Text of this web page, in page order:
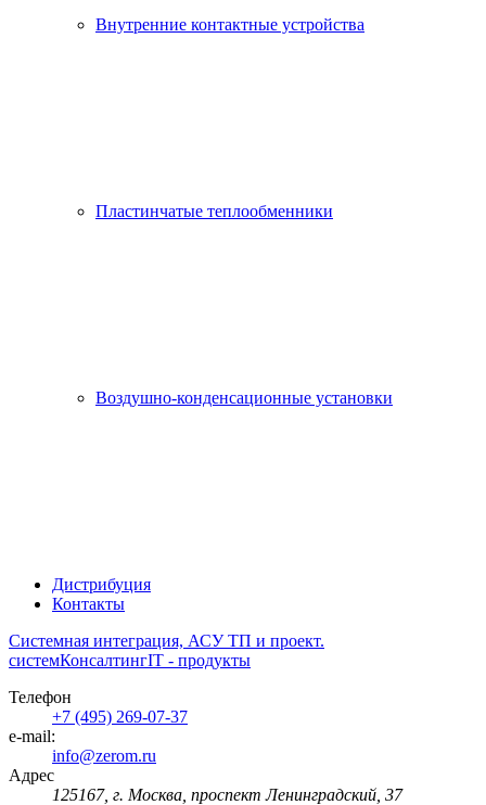
Внутренние контактные устройства
Пластинчатые теплообменники
Воздушно-конденсационные установки
Дистрибуция
Контакты
Системная интеграция, АСУ ТП и проект.
системКонсалтингIT - продукты
Телефон
+7 (495) 269-07-37
e-mail:
info@zerom.ru
Адрес
125167, г. Москва, проспект Ленинградский, 37